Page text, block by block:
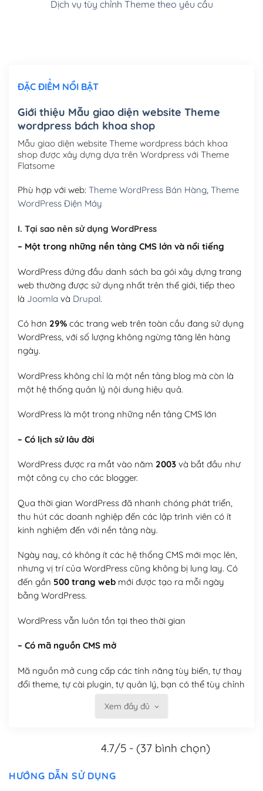
Cài đặt SMTP Mail cho site Wordpress(+100,000₫)
Mua thêm Host + Tên miền
Tên miền quốc tế .com .net .org (1 năm)
Tên miền Việt Nam .vn (1 năm)
Hosting 2GB SSD (1 năm) (+450,000₫)
Hosting 5GB SSD (1 năm)
Dịch vụ tùy chỉnh Theme theo yêu cầu
ĐẶC ĐIỂM NỔI BẬT
Giới thiệu Mẫu giao diện website Theme
wordpress bách khoa shop
Mẫu giao diện website Theme wordpress bách khoa
shop được xây dựng dựa trên Wordpress với Theme
Flatsome
Phù hợp với web: Theme WordPress Bán Hàng, Theme
WordPress Điện Máy
I. Tại sao nên sử dụng WordPress
– Một trong những nền tảng CMS lớn và nổi tiếng
WordPress đứng đầu danh sách ba gói xây dựng trang
web thường được sử dụng nhất trên thế giới, tiếp theo
là Joomla và Drupal.
Có hơn 29%các trang web trên toàn cầu đang sử dụng
WordPress, với số lượng không ngừng tăng lên hàng
ngày.
WordPress không chỉ là một nền tảng blog mà còn là
một hệ thống quản lý nội dung hiệu quả.
WordPress là một trong những nền tảng CMS lớn
– Có lịch sử lâu đời
WordPress được ra mắt vào năm 2003và bắt đầu như
một công cụ cho các blogger.
Qua thời gian WordPress đã nhanh chóng phát triển,
thu hút các doanh nghiệp đến các lập trình viên có ít
kinh nghiệm đến với nền tảng này.
Ngày nay, có không ít các hệ thống CMS mới mọc lên,
nhưng vị trí của WordPress cũng không bị lung lay. Có
đến gần 500 trang webmới được tạo ra mỗi ngày
bằng WordPress.
WordPress vẫn luôn tồn tại theo thời gian
– Có mã nguồn CMS mở
Mã nguồn mở cung cấp các tính năng tùy biến, tự thay
đổi theme, tự cài plugin, tự quản lý, bạn có thể tùy chỉnh
Có thể tùy biến trên website WordPress
Xem đầy đủ
4.7/5 - (37 bình chọn)
HƯỚNG DẪN SỬ DỤNG